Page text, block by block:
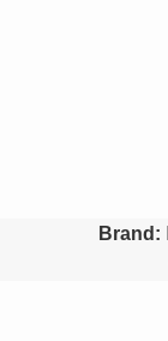
Brand: